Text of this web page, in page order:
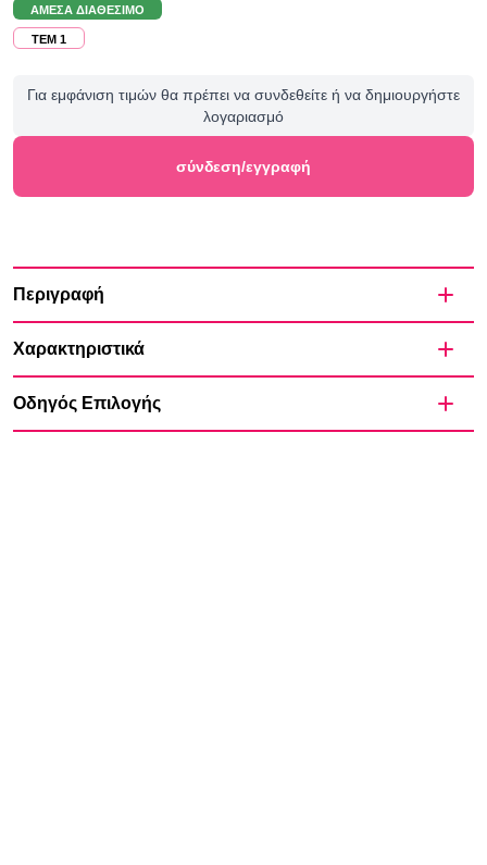
ΆΜΕΣΑ ΔΙΑΘΈΣΙΜΟ
TEM 1
Για εμφάνιση τιμών θα πρέπει να συνδεθείτε ή να δημιουργήστε
λογαριασμό
σύνδεση/εγγραφή
Περιγραφή
Χαρακτηριστικά
Οδηγός Επιλογής